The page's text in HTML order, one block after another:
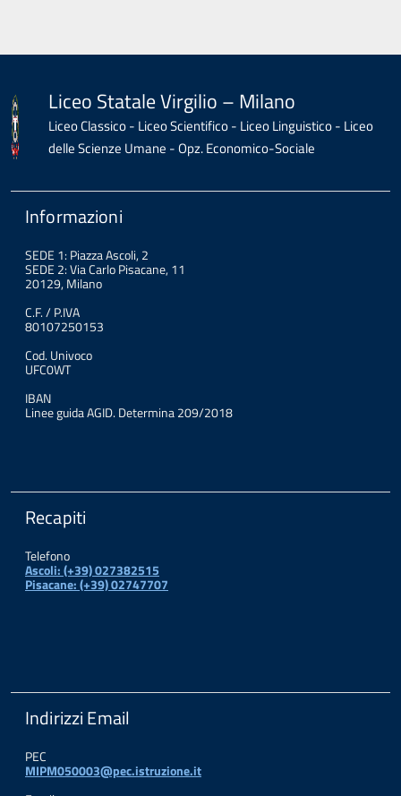
Liceo Statale Virgilio – Milano
Liceo Classico - Liceo Scientifico - Liceo Linguistico - Liceo
delle Scienze Umane - Opz. Economico-Sociale
Informazioni
SEDE 1: Piazza Ascoli, 2
SEDE 2: Via Carlo Pisacane, 11
20129, Milano
C.F. / P.IVA
80107250153
Cod. Univoco
UFC0WT
IBAN
Linee guida AGID. Determina 209/2018
Recapiti
Telefono
Ascoli: (+39) 027382515
Pisacane: (+39) 02747707
Indirizzi Email
PEC
MIPM050003@pec.istruzione.it